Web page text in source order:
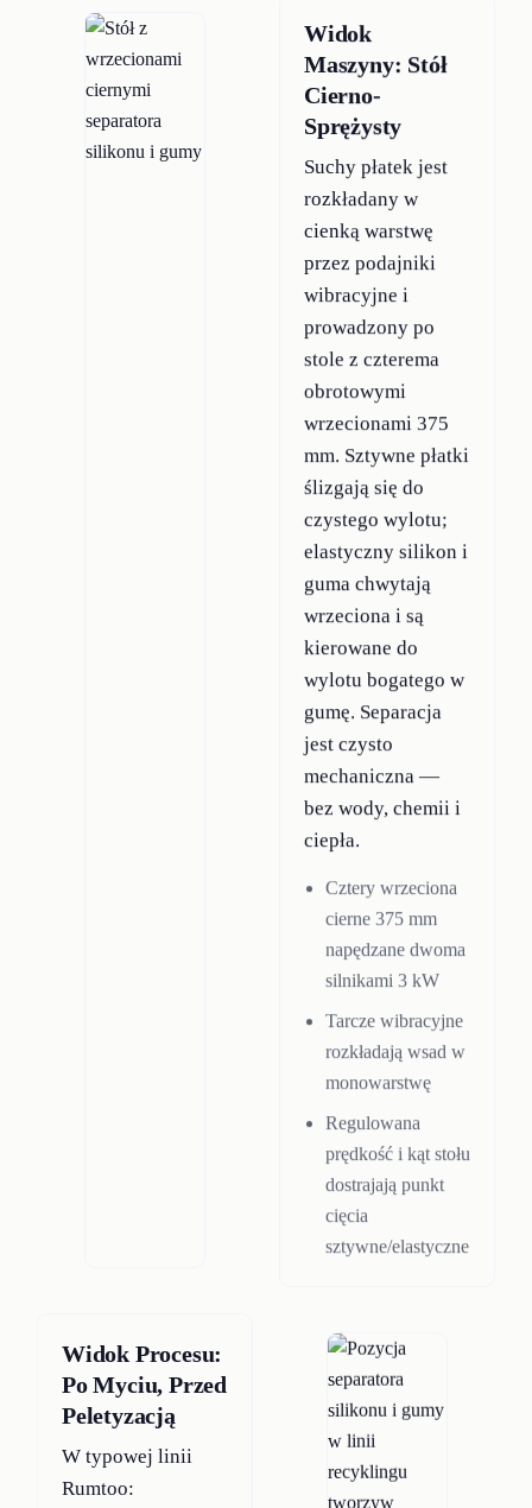
Widok
Maszyny: Stół
Cierno-
Sprężysty
Suchy płatek jest
rozkładany w
cienką warstwę
przez podajniki
wibracyjne i
prowadzony po
stole z czterema
obrotowymi
wrzecionami 375
mm. Sztywne płatki
ślizgają się do
czystego wylotu;
elastyczny silikon i
guma chwytają
wrzeciona i są
kierowane do
wylotu bogatego w
gumę. Separacja
jest czysto
mechaniczna —
bez wody, chemii i
ciepła.
Cztery wrzeciona
cierne 375 mm
napędzane dwoma
silnikami 3 kW
Tarcze wibracyjne
rozkładają wsad w
monowarstwę
Regulowana
prędkość i kąt stołu
dostrajają punkt
cięcia
sztywne/elastyczne
Widok Procesu:
Po Myciu, Przed
Peletyzacją
W typowej linii
Rumtoo: